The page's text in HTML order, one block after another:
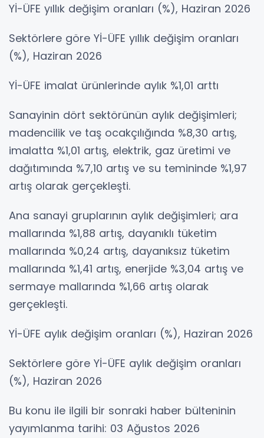
Yİ-ÜFE yıllık değişim oranları (%), Haziran 2026
Sektörlere göre Yİ-ÜFE yıllık değişim oranları
(%), Haziran 2026
Yİ-ÜFE imalat ürünlerinde aylık %1,01 arttı
Sanayinin dört sektörünün aylık değişimleri;
madencilik ve taş ocakçılığında %8,30 artış,
imalatta %1,01 artış, elektrik, gaz üretimi ve
dağıtımında %7,10 artış ve su temininde %1,97
artış olarak gerçekleşti.
Ana sanayi gruplarının aylık değişimleri; ara
mallarında %1,88 artış, dayanıklı tüketim
mallarında %0,24 artış, dayanıksız tüketim
mallarında %1,41 artış, enerjide %3,04 artış ve
sermaye mallarında %1,66 artış olarak
gerçekleşti.
Yİ-ÜFE aylık değişim oranları (%), Haziran 2026
Sektörlere göre Yİ-ÜFE aylık değişim oranları
(%), Haziran 2026
Bu konu ile ilgili bir sonraki haber bülteninin
yayımlanma tarihi: 03 Ağustos 2026